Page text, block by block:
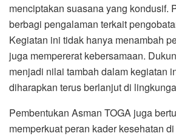
menciptakan suasana yang kondusif.
berbagi pengalaman terkait
Kegiatan ini tidak hanya menambah
juga mempererat kebersamaan.
menjadi nilai tambah dalam kegiatan
diharapkan terus berlanjut di
Pembentukan Asman TOGA juga
memperkuat peran kader kesehatan